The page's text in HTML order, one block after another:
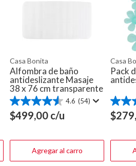
Casa Bonita
Alfombra de baño
antideslizante Masaje
38 x 76 cm transparente
4.6 (54)
4.6
de
5
$499,00 c/u
Agregar al carro
Casa
Pack
4.2
de
5
$